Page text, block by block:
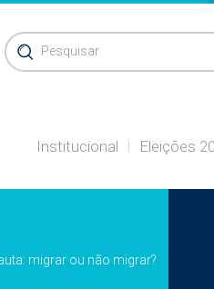
Pesquisar
Institucional Eleições
migrar ou não migrar?